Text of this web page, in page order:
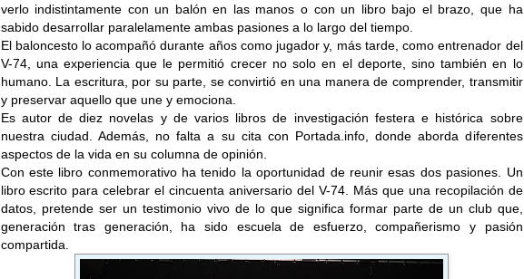
verlo indistintamente con un balón en las manos o con un libro bajo el brazo, que ha
sabido desarrollar paralelamente ambas pasiones a lo largo del tiempo.
El baloncesto lo acompañó durante años como jugador y, más tarde, como entrenador del
V-74, una experiencia que le permitió crecer no solo en el deporte, sino también en lo
humano. La escritura, por su parte, se convirtió en una manera de comprender, transmitir
y preservar aquello que une y emociona.
Es autor de diez novelas y de varios libros de investigación festera e histórica sobre
nuestra ciudad. Además, no falta a su cita con Portada.info, donde aborda diferentes
aspectos de la vida en su columna de opinión.
Con este libro conmemorativo ha tenido la oportunidad de reunir esas dos pasiones. Un
libro escrito para celebrar el cincuenta aniversario del V-74. Más que una recopilación de
datos, pretende ser un testimonio vivo de lo que significa formar parte de un club que,
generación tras generación, ha sido escuela de esfuerzo, compañerismo y pasión
compartida.